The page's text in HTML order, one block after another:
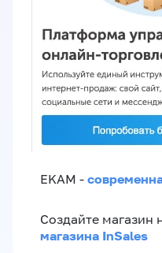
EKAM -
Создайте магазин
магазина InSales